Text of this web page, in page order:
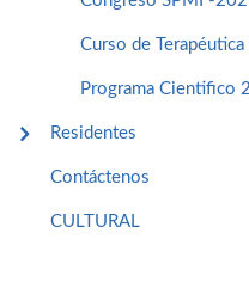
Curso de
Programa Cientifico
Residentes
Contáctenos
CULTURAL